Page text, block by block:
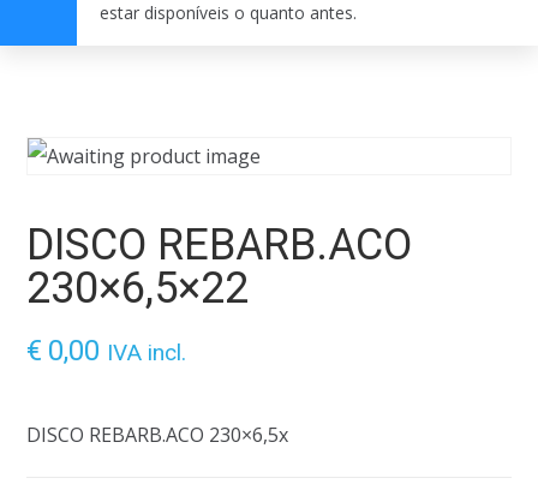
estar disponíveis o quanto antes.
DISCO REBARB.ACO
230×6,5×22
€ 0,00 IVA incl.
DISCO REBARB.ACO 230×6,5x